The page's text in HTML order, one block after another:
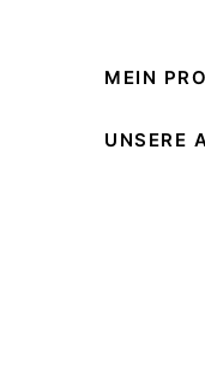
MEIN
UNSERE